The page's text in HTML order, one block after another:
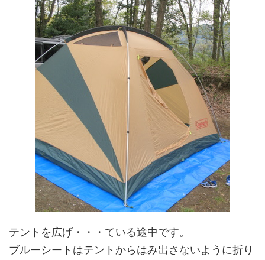
テントを広げ・・・ている途中です。
ブルーシートはテントからはみ出さないように折り